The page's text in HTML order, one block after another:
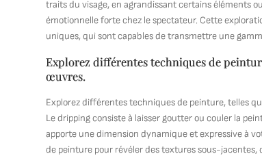
traits du visage, en agrandissant certains éléments
émotionnelle forte chez le spectateur. Cette
uniques, qui sont capables de transmettre une
Explorez différentes techniques de
œuvres.
Explorez différentes techniques de peinture, telles
Le dripping consiste à laisser goutter ou couler la
apporte une dimension dynamique et expressive à
de peinture pour révéler des textures sous-